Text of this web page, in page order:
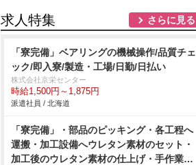
求人特集 さらに見る
「寮完備」ベアリングの機械操作/品質チェ
ック/即入寮/製造・工場/日勤/日払い
株式会社京栄センター
時給1,500円～1,875円
派遣社員 / 北海道
「寮完備」・部品のピッキング・各工程へ
運搬・加工設備へウレタン素材のセット・
加工後のウレタン素材の仕上げ・手作業